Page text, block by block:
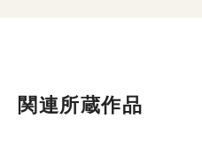
関連所蔵作品